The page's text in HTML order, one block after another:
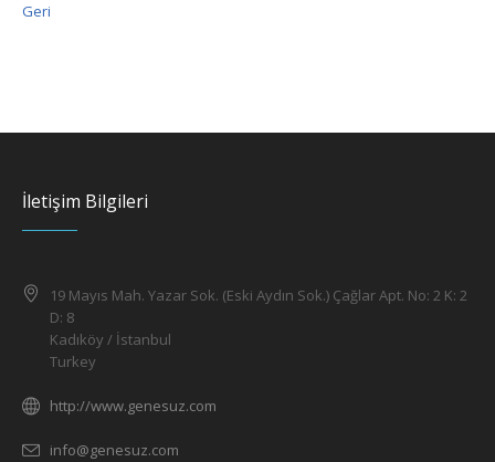
Geri
İletişim Bilgileri
19 Mayıs Mah. Yazar Sok. (Eski Aydın Sok.) Çağlar Apt. No: 2 K: 2
D: 8
Kadıköy / İstanbul
Turkey
http://www.genesuz.com
info@genesuz.com